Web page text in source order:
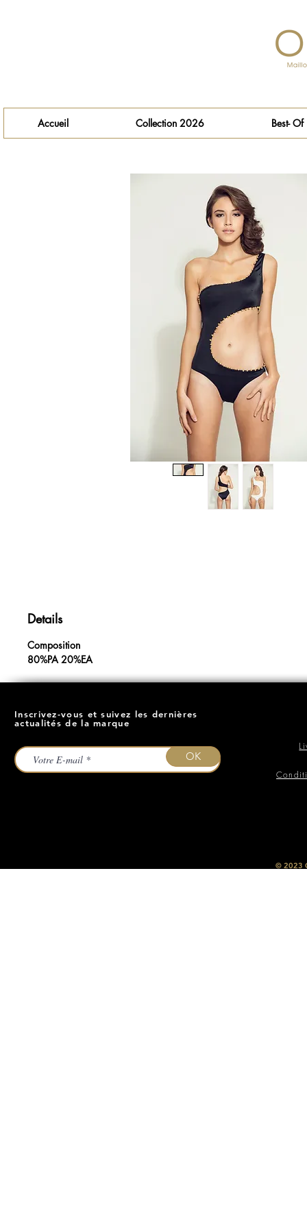
Accueil Collection 2026 Best- Of
Details
Composition
80%PA 20%EA
Inscrivez-vous et suivez les dernières
actualités de la marque
OK
​© 2023